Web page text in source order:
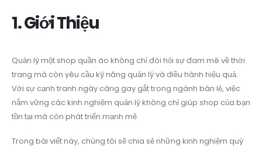
1. Giới Thiệu
Quản lý một shop quần áo không chỉ đòi hỏi sự đam mê về thời
trang mà còn yêu cầu kỹ năng quản lý và điều hành hiệu quả.
Với sự cạnh tranh ngày càng gay gắt trong ngành bán lẻ, việc
nắm vững các kinh nghiệm quản lý không chỉ giúp shop của bạn
tồn tại mà còn phát triển mạnh mẽ.
Trong bài viết này, chúng tôi sẽ chia sẻ những kinh nghiệm quý